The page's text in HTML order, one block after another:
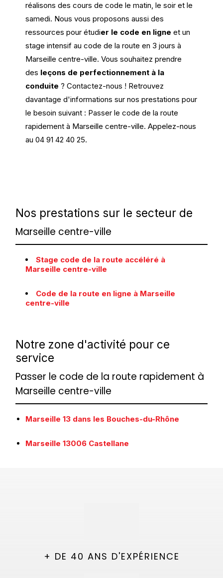
réalisons des cours de code le matin, le soir et le
samedi. Nous vous proposons aussi des
ressources pour étudier le code en ligne et un
stage intensif au code de la route en 3 jours à
Marseille centre-ville. Vous souhaitez prendre
des leçons de perfectionnement à la
conduite ? Contactez-nous ! Retrouvez
davantage d'informations sur nos prestations pour
le besoin suivant : Passer le code de la route
rapidement à Marseille centre-ville. Appelez-nous
au 04 91 42 40 25.
Nos prestations sur le secteur de
Marseille centre-ville
Stage code de la route accéléré à
Marseille centre-ville
Code de la route en ligne à Marseille
centre-ville
Notre zone d'activité pour ce
service
Passer le code de la route rapidement à
Marseille centre-ville
Marseille 13 dans les Bouches-du-Rhône
Marseille 13006 Castellane
+ DE 40 ANS D'EXPÉRIENCE